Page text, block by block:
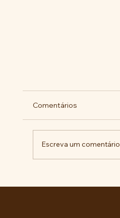
Comentários
Escreva um comentário